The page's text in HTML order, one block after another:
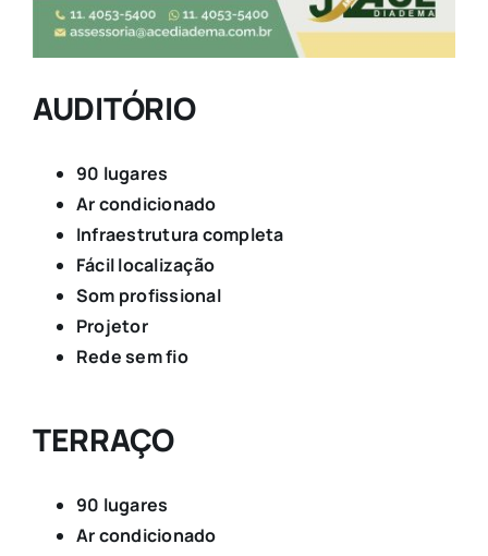
AUDITÓRIO
90 lugares
Ar condicionado
Infraestrutura completa
Fácil localização
Som profissional
Projetor
Rede sem fio
TERRAÇO
90 lugares
Ar condicionado